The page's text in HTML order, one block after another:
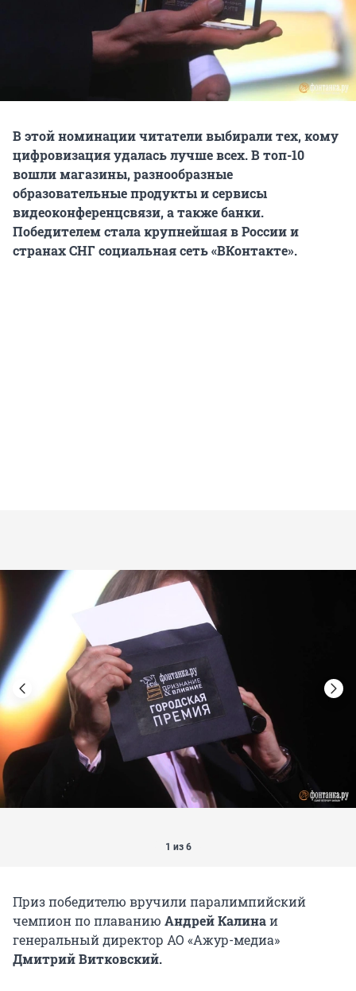
В этой номинации читатели выбирали тех, кому
цифровизация удалась лучше всех. В топ-10
вошли магазины, разнообразные
образовательные продукты и сервисы
видеоконференцсвязи, а также банки.
Победителем стала крупнейшая в России и
странах СНГ социальная сеть «ВКонтакте».
1 из 6
Приз победителю вручили паралимпийский
чемпион по плаванию Андрей Калинаи
генеральный директор АО «Ажур-медиа»
Дмитрий Витковский.